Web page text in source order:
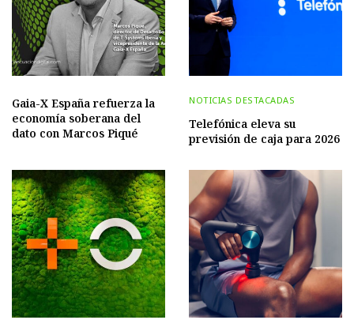
Gaia-X España refuerza la
economía soberana del
dato con Marcos Piqué
NOTICIAS DESTACADAS
Telefónica eleva su
previsión de caja para 2026